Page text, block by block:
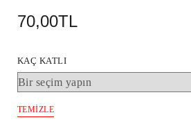
70,00TL
KAÇ KATLI
TEMIZLE